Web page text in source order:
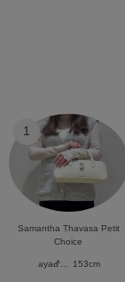
1
Samantha Thavasa Petit
Choice
ayaᕷ... 153cm